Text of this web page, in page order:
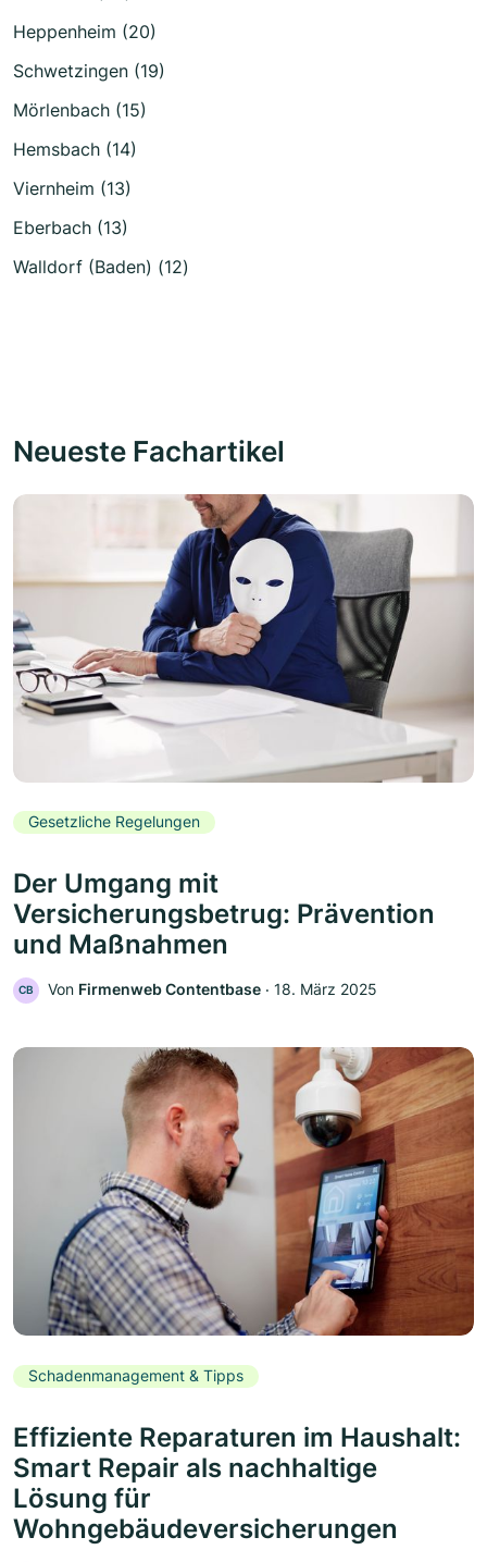
Heppenheim (20)
Schwetzingen (19)
Mörlenbach (15)
Hemsbach (14)
Viernheim (13)
Eberbach (13)
Walldorf (Baden) (12)
Neueste Fachartikel
Gesetzliche Regelungen
Der Umgang mit
Versicherungsbetrug: Prävention
und Maßnahmen
CB Von Firmenweb Contentbase ‧ 18. März 2025
Schadenmanagement & Tipps
Effiziente Reparaturen im Haushalt:
Smart Repair als nachhaltige
Lösung für
Wohngebäudeversicherungen